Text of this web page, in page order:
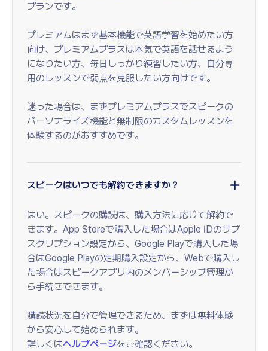
プランです。
プレミアムはまず基本機能で英語学習を始めたい方
向け、プレミアムプラスは本気で英語を話せるよう
になりたい方、毎日しっかり練習したい方、自分専
用のレッスンで弱点を克服したい方向けです。
迷った場合は、まずプレミアムプラスでスピークの
パーソナライズ機能と無制限のカスタムレッスンを
体験するのがおすすめです。
スピークはいつでも解約できますか？
はい。スピークの購読は、購入方法に応じて解約で
きます。App Storeで購入した場合はApple IDのサブ
スクリプション設定から、Google Playで購入した場
合はGoogle Playの定期購入設定から、Webで購入し
た場合はスピークアプリ内のメンバーシップ管理か
ら手続きできます。
購読状況を自分で管理できるため、まずは無料体験
から安心して始められます。
詳しくはヘルプページをご確認ください。